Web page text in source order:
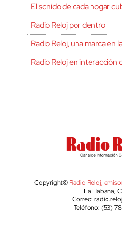
El sonido de cada hogar
Radio Reloj por dentro
Radio Reloj, una marca en
Radio Reloj en interacción
Copyright© Radio Reloj,
La Habana,
Correo:
Teléfono: (53)